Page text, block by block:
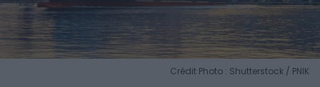
Crédit Photo : Shutterstock / PNIK